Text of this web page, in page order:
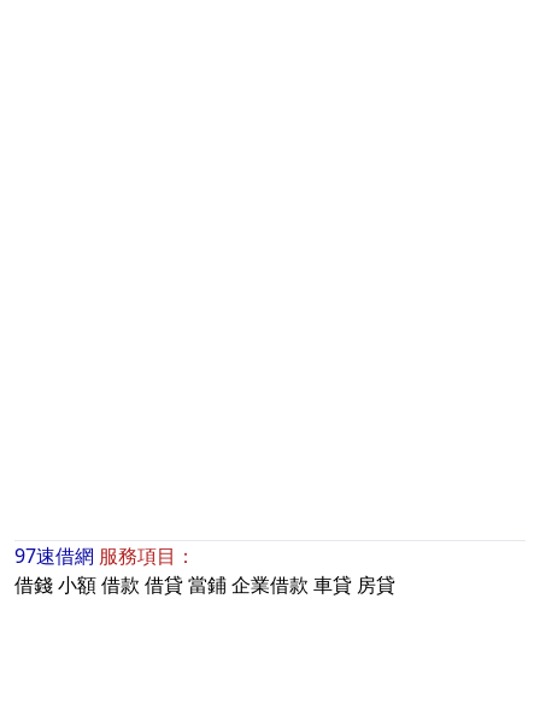
97速借網 服務項目：
借錢小額借款 借貸當鋪企業借款 車貸 房貸